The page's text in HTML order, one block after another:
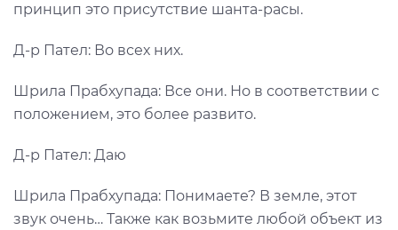
принцип это присутствие шанта-расы.
Д-р Пател: Во всех них.
Шрила Прабхупада: Все они. Но в соответствии с
положением, это более развито.
Д-р Пател: Даю
Шрила Прабхупада: Понимаете? В земле, этот
звук очень… Также как возьмите любой объект из